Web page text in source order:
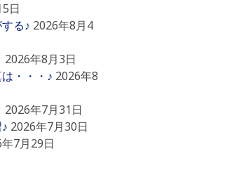
日
る♪ 2026年8月4
2026年8月3日
・・・♪ 2026年8
2026年7月31日
2026年7月30日
7月29日